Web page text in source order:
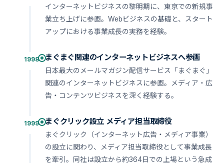
インターネットビジネスの黎明期に、東京での新規事
業立ち上げに参画。Webビジネスの基礎と、スタート
アップにおける事業成長の実務を経験。
1998 まぐまぐ関連のインターネットビジネスへ参画
日本最大のメールマガジン配信サービス「まぐまぐ」
関連のインターネットビジネスに参画。メディア・広
告・コンテンツビジネスを深く経験する。
1999 まぐクリック設立 メディア担当取締役
まぐクリック（インターネット広告・メディア事業）
の設立に関わり、メディア担当取締役として事業成長
を牽引。同社は設立から約364日での上場という急成